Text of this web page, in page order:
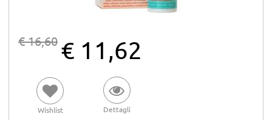
€ 16,60 € 11,62
Wishlist Dettagli